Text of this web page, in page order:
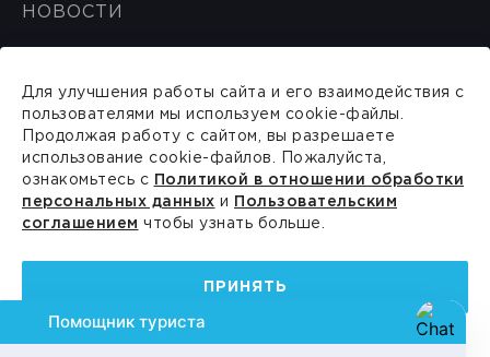
НОВОСТИ
Забронировать
гостиницу
Вопросы и ответы
Партнеры
Для улучшения работы сайта и его взаимодействия с
пользователями мы используем cookie-файлы.
Продолжая работу с сайтом, вы разрешаете
использование cookie-файлов. Пожалуйста,
ознакомьтесь с Политикой в отношении обработки
персональных данных и
Пользовательским
соглашением чтобы узнать больше.
ПРИНЯТЬ